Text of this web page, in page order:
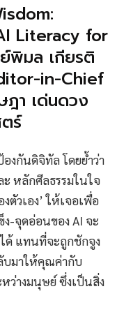
Literacy for
พิมล เกียรติ
in-Chief
ฎา เด่นดวง
ร์
งกันดิจิทัล โดยย้ำว่า
หลักศีลธรรมในใจ
ตัวเอง’ ให้เจอเพื่อ
-จุดอ่อนของ AI จะ
ได้ แทนที่จะถูกชักจูง
บมาให้คุณค่ากับ
ว่างมนุษย์ ซึ่งเป็นสิ่ง